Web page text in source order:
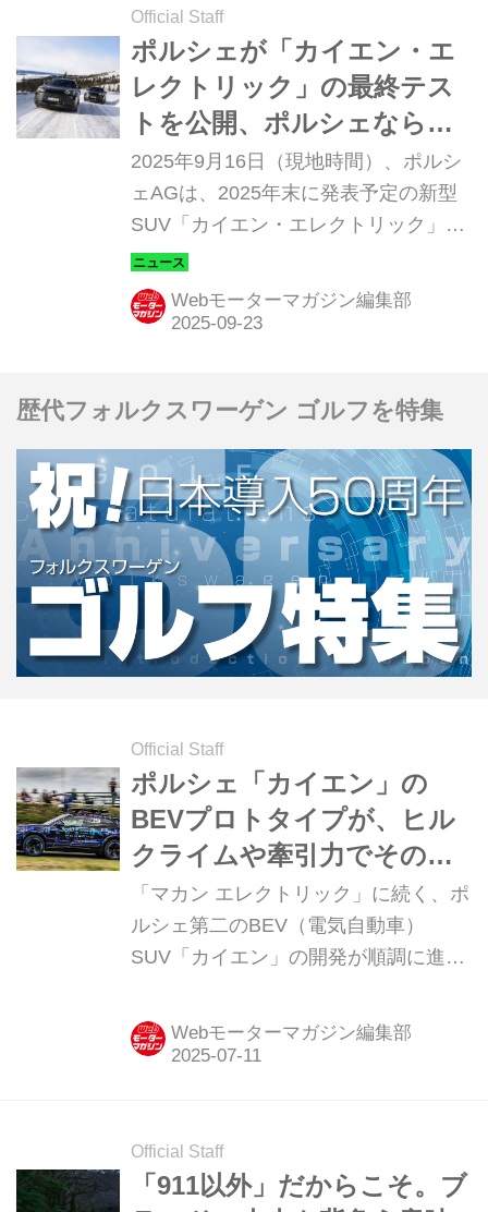
シェの未来を示すインテリアとなりそ
うだ。
Official Staff
ポルシェが「カイエン・エ
レクトリック」の最終テス
トを公開、ポルシェならで
はのさらなる高みを目指す
2025年9月16日（現地時間）、ポルシ
ェAGは、2025年末に発表予定の新型
SUV「カイエン・エレクトリック」の
最終テスト走行の模様を公開した。
「カイエン・エレクトリック」はこれ
まで以上にデジタルシミュレーション
て氷点下や灼熱の環境など限界領域で
の走行が続けられている。
Webモーターマガジン編集部
歴代フォルクスワーゲン ゴルフを特集
Official Staff
ポルシェ「カイエン」の
BEVプロトタイプが、ヒル
クライムや牽引力でその実
力を遺憾なく発揮！
「マカン エレクトリック」に続く、ポ
ルシェ第二のBEV（電気自動車）
SUV「カイエン」の開発が順調に進捗
開された新型BEV「カイエン」プロト
タイプのヒルクライムや牽引力テスト
Webモーターマガジン編集部
Official Staff
「911以外」だからこそ。ブ